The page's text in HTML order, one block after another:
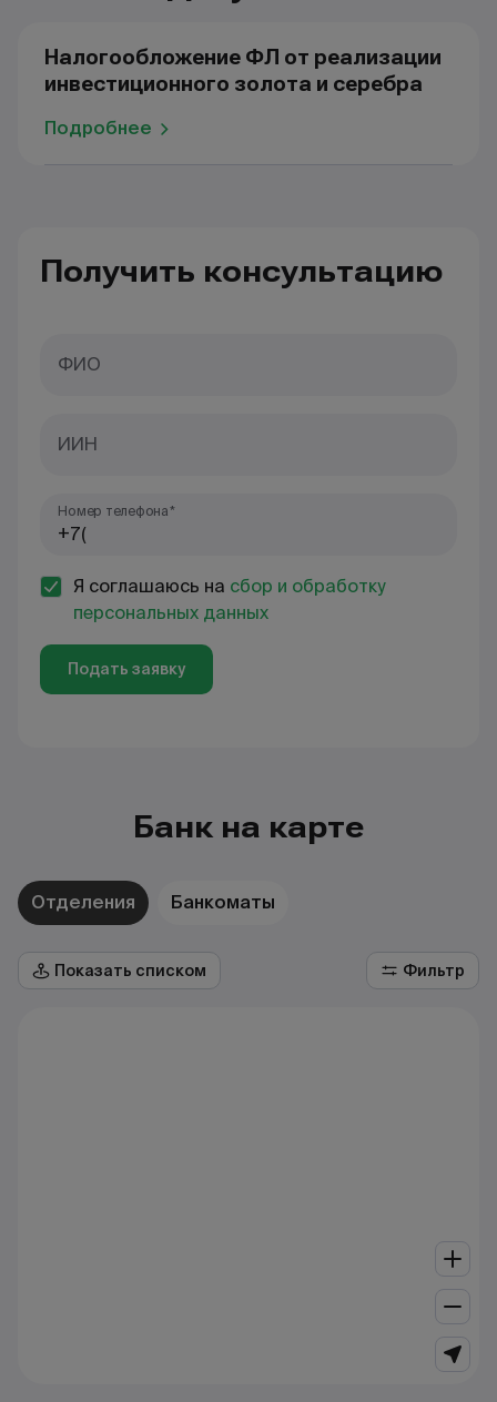
Налогообложение ФЛ от реализации
инвестиционного золота и серебра
Подробнее
Получить консультацию
ФИО
ИИН
Номер телефона*
Я соглашаюсь на сбор и обработку
персональных данных
Подать заявку
Банк на карте
Отделения Банкоматы
Показать списком Фильтр